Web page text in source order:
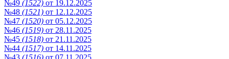
№49 (1522) от 19.12.2025
№48 (1521) от 12.12.2025
№47 (1520) от 05.12.2025
№46 (1519) от 28.11.2025
№45 (1518) от 21.11.2025
№44 (1517) от 14.11.2025
№43 (1516) от 07.11.2025